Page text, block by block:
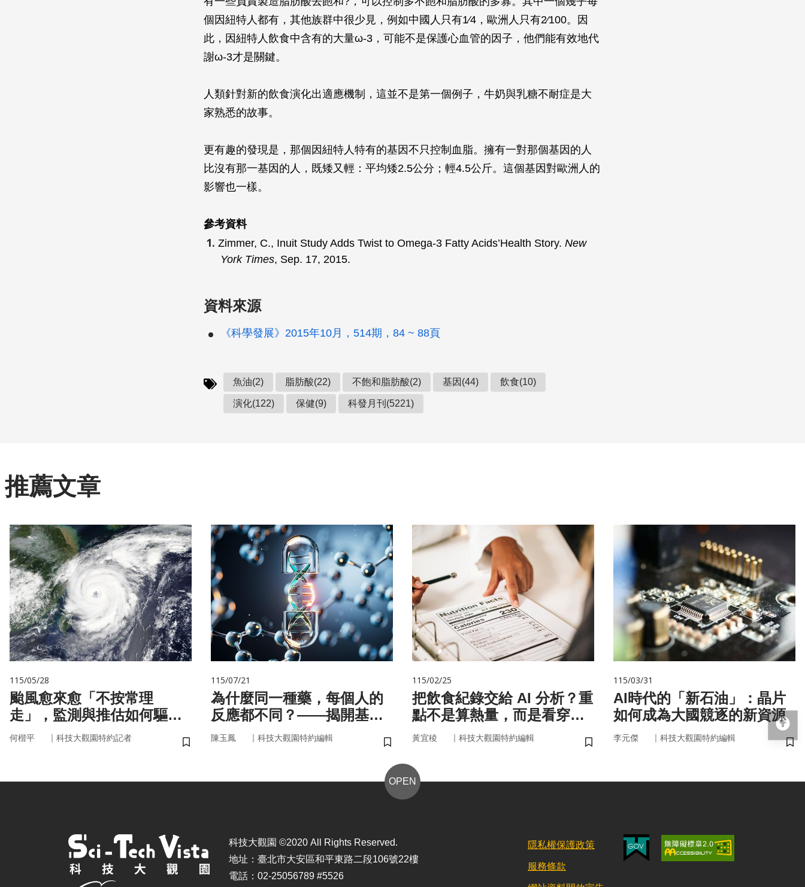
個因紐特人都有，其他族群中很少見，例如中國人只有1∕4，歐洲人只有2∕100。因
此，因紐特人飲食中含有的大量ω-3，可能不是保護心血管的因子，他們能有效地代
謝ω-3才是關鍵。
人類針對新的飲食演化出適應機制，這並不是第一個例子，牛奶與乳糖不耐症是大
家熟悉的故事。
更有趣的發現是，那個因紐特人特有的基因不只控制血脂。擁有一對那個基因的人
比沒有那一基因的人，既矮又輕：平均矮2.5公分；輕4.5公斤。這個基因對歐洲人的
影響也一樣。
參考資料
Zimmer, C., Inuit Study Adds Twist to Omega-3 Fatty Acids’Health Story. New
York Times, Sep. 17, 2015.
資料來源
《科學發展》2015年10月，514期，84 ~ 88頁
魚油(2) 脂肪酸(22) 不飽和脂肪酸(2) 基因(44) 飲食(10)
演化(122) 保健(9) 科發月刊(5221)
推薦文章
115/05/28
颱風愈來愈「不按常理
走」，監測與推估如何驅動
防災決策？
何楷平 ｜ 科技大觀園特約記者
儲存書籤
115/07/21
為什麼同一種藥，每個人的
反應都不同？——揭開基因
的用藥密碼
陳玉鳳 ｜ 科技大觀園特約編輯
儲存書籤
115/02/25
把飲食紀錄交給 AI 分析？重
點不是算熱量，而是看穿你
的「飲食習慣」
黃宜稜 ｜ 科技大觀園特約編輯
儲存書籤
115/03/31
AI時代的「新石油」：晶片
如何成為大國競逐的新資源
李元傑 ｜ 科技大觀園特約編輯
儲
OPEN
科技大觀園 ©2020 All Rights Reserved.
地址：臺北市大安區和平東路二段106號22樓
電話：02-25056789 #5526
隱私權保護政策
服務條款
回